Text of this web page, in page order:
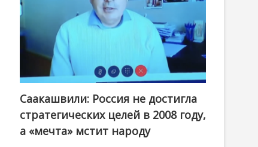
Саакашвили: Россия не достигла
стратегических целей в 2008 году,
а «мечта» мстит народу